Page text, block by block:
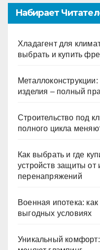
Набирает
Хладагент для
выбрать и купить
Металлоконструкции:
изделия – полный
Строительство под
полного цикла
Как выбрать и где
устройств защиты от
перенапряжений
Военная ипотека:
выгодных условиях
Уникальный